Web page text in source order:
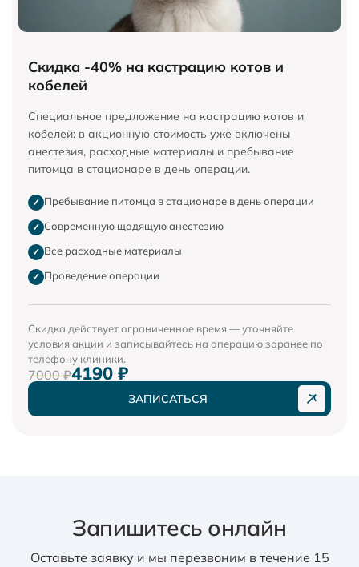
Скидка -40% на кастрацию котов и
кобелей
Специальное предложение на кастрацию котов и
кобелей: в акционную стоимость уже включены
анестезия, расходные материалы и пребывание
питомца в стационаре в день операции.
✓ Пребывание питомца в стационаре в день операции
✓ Современную щадящую анестезию
✓ Все расходные материалы
✓ Проведение операции
Скидка действует ограниченное время — уточняйте
условия акции и записывайтесь на операцию заранее по
телефону клиники.
7000 ₽4190 ₽
ЗАПИСАТЬСЯ
Запишитесь онлайн
Оставьте заявку и мы перезвоним в течение 15